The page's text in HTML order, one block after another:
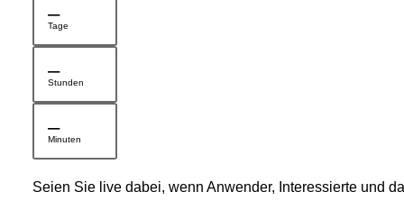
–
Tage
–
Stunden
–
Minuten
Seien Sie live dabei, wenn Anwender, Interessierte und